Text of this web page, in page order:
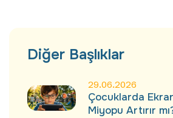
Diğer Başlıklar
Çocuklarda
Miyopu Artırır
29.06.2026